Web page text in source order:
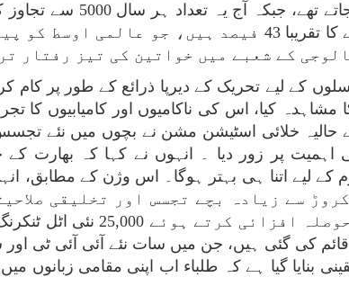
خواتین کی طرف سے سالانہ
کہ خواتین اب بھارت میں ایس ٹی ای ایم تعلیم میں داخلے کا
کے شعبے میں خواتین کی تیز رفتار
کے لیے تحریک کے دیرپا ذرائع کے طور پر کام
کیا، اس کی ناکامیوں اور کامیابیوں کا
حالیہ خلائی اسٹیشن مشن نے بچوں میں نئے
پر زور دیا ۔ انہوں نے کہا کہ بھارت کے
سے زیادہ بچے تجسس اور تخلیقی
انہوں نے اعلان کیا کہ ان لیبز کی
قائم کی گئی ہیں، جن میں سات نئے آئی آئی ٹی
بنایا گیا ہے کہ طلباء اب اپنی مقامی زبانوں